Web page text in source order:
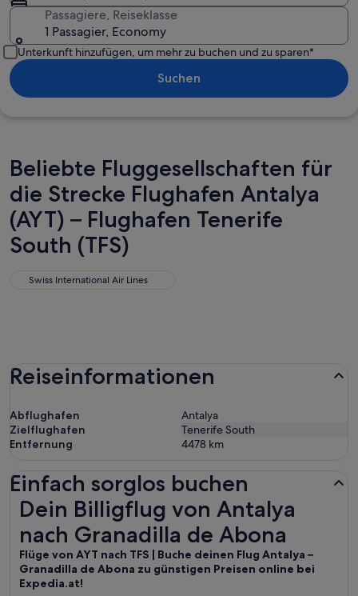
Passagiere, Reiseklasse
1 Passagier, Economy
Unterkunft hinzufügen, um mehr zu buchen und zu sparen*
Suchen
Beliebte Fluggesellschaften für
die Strecke Flughafen Antalya
(AYT) – Flughafen Tenerife
South (TFS)
Swiss International Air Lines
Swiss International Air Lines
Reiseinformationen
Abflughafen
Antalya
Zielflughafen
Tenerife South
Entfernung
4478 km
Einfach sorglos buchen
Dein Billigflug von Antalya
nach Granadilla de Abona
Flüge von AYT nach TFS | Buche deinen Flug Antalya –
Granadilla de Abona zu günstigen Preisen online bei
Expedia.at!
Dein Billigflug von Antalya nach Granadilla de Abona